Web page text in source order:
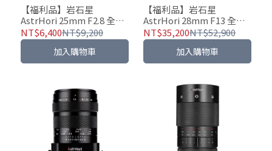
【福利品】岩石星
AstrHori 25mm F2.8 全片
幅 微距鏡頭 2~5倍放大倍
率
NT$6,400NT$9,200
加入購物車
【福利品】岩石星
AstrHori 28mm F13 全片
幅 微距探針鏡頭 360° 雙管
可旋轉設計
NT$35,200NT$52,900
加入購物車